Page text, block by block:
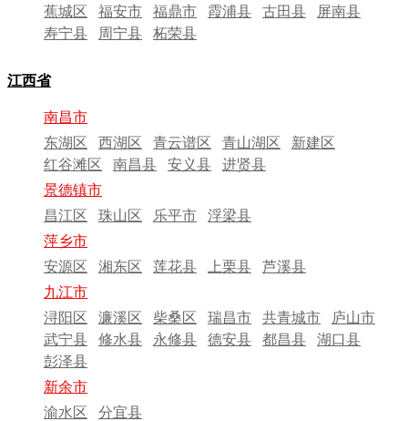
蕉城区 福安市 福鼎市 霞浦县 古田县
屏南县
寿宁县
周宁县 柘荣县
江西省
南昌市
东湖区
西湖区 青云谱区 青山湖区
新建区
红谷滩区
南昌县 安义县
进贤县
景德镇市
昌江区
珠山区 乐平市
浮梁县
萍乡市
安源区
湘东区 莲花县 上栗县
芦溪县
九江市
浔阳区
濂溪区 柴桑区 瑞昌市 共青城市
庐山市
武宁县
修水县 永修县 德安县 都昌县
湖口县
彭泽县
新余市
渝水区
分宜县